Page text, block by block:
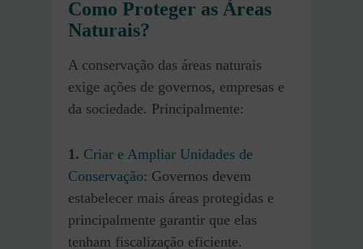
Como Proteger as Áreas
Naturais?
A conservação das áreas naturais
exige ações de governos, empresas e
da sociedade. Principalmente:
1. Criar e Ampliar Unidades de
Conservação: Governos devem
estabelecer mais áreas protegidas e
principalmente garantir que elas
tenham fiscalização eficiente.